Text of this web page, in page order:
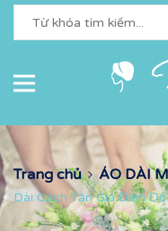
Trang chủ ÁO DÀI
Dài Cách Tân Gia Đình